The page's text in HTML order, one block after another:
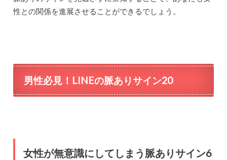
性との関係を進展させることができるでしょう。
男性必見！LINEの脈ありサイン20
女性が無意識にしてしまう脈ありサイン6